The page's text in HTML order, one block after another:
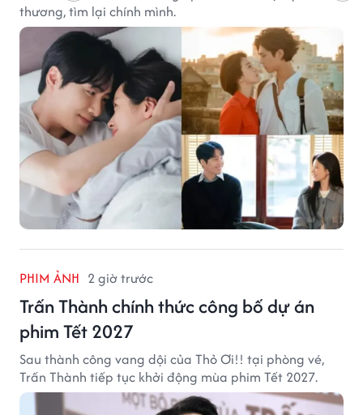
thương, tìm lại chính mình.
PHIM ẢNH 2 giờ trước
Trấn Thành chính thức công bố dự án
phim Tết 2027
Sau thành công vang dội của Thỏ Ơi!! tại phòng vé,
Trấn Thành tiếp tục khởi động mùa phim Tết 2027.